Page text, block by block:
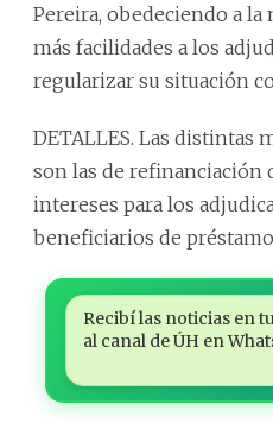
Pereira, obedeciendo a
más facilidades a los
regularizar su situación
DETALLES. Las distintas
son las de refinanciación
intereses para los
beneficiarios de
Recibí las noticias en
al canal de ÚH en